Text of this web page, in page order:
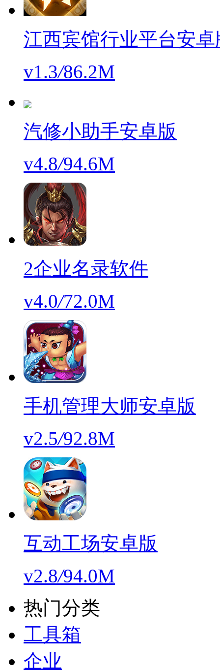
江西宾馆行业平台安卓
v1.3/86.2M
汽修小助手安卓版
v4.8/94.6M
2企业名录软件
v4.0/72.0M
手机管理大师安卓版
v2.5/92.8M
互动工场安卓版
v2.8/94.0M
热门分类
工具箱
企业